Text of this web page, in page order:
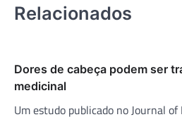
Relacionados
Dores de cabeça podem ser
medicinal
Um estudo publicado no Journal